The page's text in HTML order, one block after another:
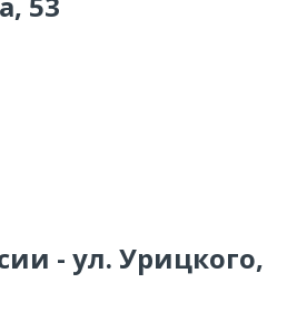
- ул. Урицкого,